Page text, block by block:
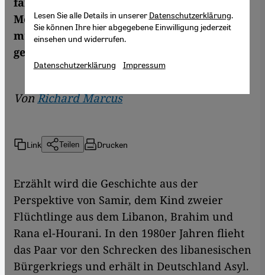
Menschen ein, die ihre Heimat verlassen
mussten. Richard Marcus hat das Buch
gelesen.
VonRichard Marcus
Link Teilen Drucken
Erzählt wird die Geschichte aus der
Perspektive von Samir, dem Kind zweier
Flüchtlinge aus dem Libanon, Brahim und
Rana el-Hourani. In den 1980er Jahren flieht
das Paar vor den Schrecken des libanesischen
Bürgerkriegs und erhält in Deutschland Asyl.
Lesen Sie alle Details in unserer Datenschutzerklärung.
Sie können Ihre hier abgegebene Einwilligung jederzeit
einsehen und widerrufen.
Datenschutzerklärung Impressum